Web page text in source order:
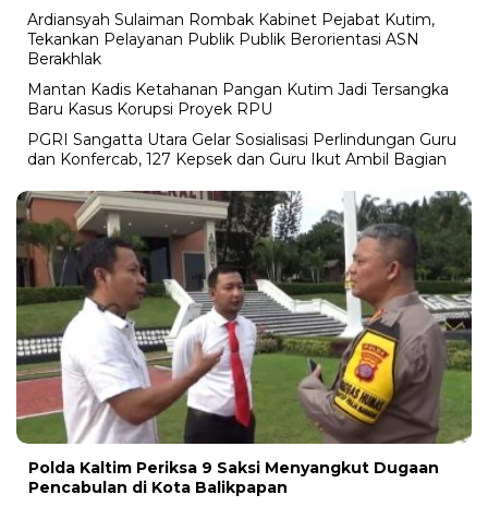
Ardiansyah Sulaiman Rombak Kabinet Pejabat Kutim,
Tekankan Pelayanan Publik Publik Berorientasi ASN
Berakhlak
Mantan Kadis Ketahanan Pangan Kutim Jadi Tersangka
Baru Kasus Korupsi Proyek RPU
PGRI Sangatta Utara Gelar Sosialisasi Perlindungan Guru
dan Konfercab, 127 Kepsek dan Guru Ikut Ambil Bagian
Polda Kaltim Periksa 9 Saksi Menyangkut Dugaan
Pencabulan di Kota Balikpapan